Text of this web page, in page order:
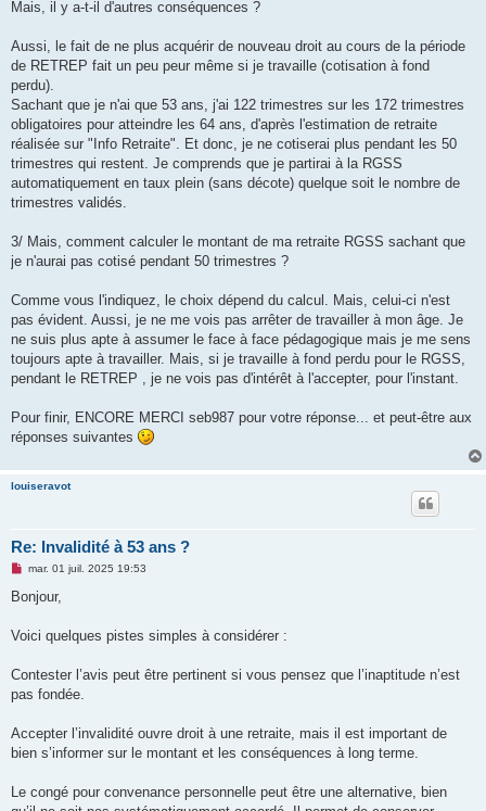
Mais, il y a-t-il d'autres conséquences ?
Aussi, le fait de ne plus acquérir de nouveau droit au cours de la période
de RETREP fait un peu peur même si je travaille (cotisation à fond
perdu).
Sachant que je n'ai que 53 ans, j'ai 122 trimestres sur les 172 trimestres
obligatoires pour atteindre les 64 ans, d'après l'estimation de retraite
réalisée sur "Info Retraite". Et donc, je ne cotiserai plus pendant les 50
trimestres qui restent. Je comprends que je partirai à la RGSS
automatiquement en taux plein (sans décote) quelque soit le nombre de
trimestres validés.
3/ Mais, comment calculer le montant de ma retraite RGSS sachant que
je n'aurai pas cotisé pendant 50 trimestres ?
Comme vous l'indiquez, le choix dépend du calcul. Mais, celui-ci n'est
pas évident. Aussi, je ne me vois pas arrêter de travailler à mon âge. Je
ne suis plus apte à assumer le face à face pédagogique mais je me sens
toujours apte à travailler. Mais, si je travaille à fond perdu pour le RGSS,
pendant le RETREP , je ne vois pas d'intérêt à l'accepter, pour l'instant.
Pour finir, ENCORE MERCI seb987 pour votre réponse... et peut-être aux
réponses suivantes
louiseravot
Re: Invalidité à 53 ans ?
M
s
g
o
l
mar. 01 juil. 2025 19:53
Bonjour,
Voici quelques pistes simples à considérer :
Contester l’avis peut être pertinent si vous pensez que l’inaptitude n’est
pas fondée.
Accepter l’invalidité ouvre droit à une retraite, mais il est important de
bien s’informer sur le montant et les conséquences à long terme.
Le congé pour convenance personnelle peut être une alternative, bien